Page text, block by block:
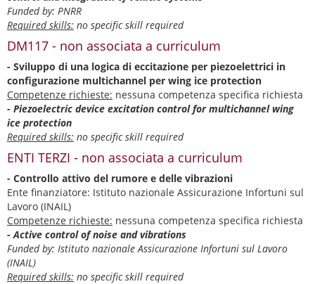
Funded by: PNRR
Required skills: no specific skill required
DM117 - non associata a curriculum
- Sviluppo di una logica di eccitazione per piezoelettrici in
configurazione multichannel per wing ice protection
Competenze richieste: nessuna competenza specifica richiesta
- Piezoelectric device excitation control for multichannel wing
ice protection
Required skills: no specific skill required
ENTI TERZI - non associata a curriculum
- Controllo attivo del rumore e delle vibrazioni
Ente finanziatore: Istituto nazionale Assicurazione Infortuni sul
Lavoro (INAIL)
Competenze richieste: nessuna competenza specifica richiesta
- Active control of noise and vibrations
Funded by: Istituto nazionale Assicurazione Infortuni sul Lavoro
(INAIL)
Required skills: no specific skill required